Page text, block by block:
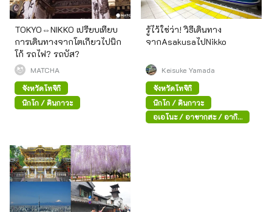
TOKYO⇔NIKKO เปรียบเทียบ
การเดินทางจากโตเกียวไปนิก
โก้ รถไฟ? รถบัส?
MATCHA
จังหวัดโทจิกิ
นิกโก / คินุกาวะ
รู้ไว้ใช่ว่า! วิธีเดินทาง
จากAsakusaไปNikko
Keisuke Yamada
จังหวัดโทจิกิ
นิกโก / คินุกาวะ
อุเอโนะ / อาซากุสะ / อากิ
ฮาบาระ